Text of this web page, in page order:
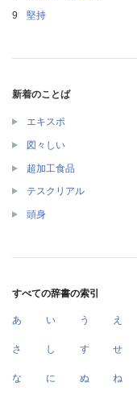
堅持
新着のことば
エキスポ
図々しい
超加工食品
テスクリアル
頭身
すべての辞書の索引
あ い う え
さ し す せ
な に ぬ ね